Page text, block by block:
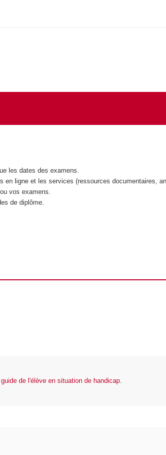
les dates des examens.
en ligne et les services (ressources documentaires,
vos examens.
de diplôme.
guide de l'élève en situation de handicap.